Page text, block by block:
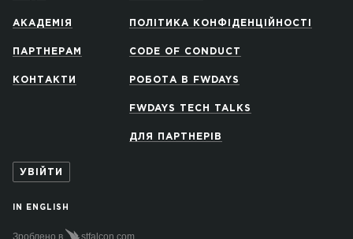
АКАДЕМІЯ
ПАРТНЕРАМ
КОНТАКТИ
ПОЛІТИКА КОНФІДЕНЦІЙНОСТІ
CODE OF CONDUCT
РОБОТА В FWDAYS
FWDAYS TECH TALKS
ДЛЯ ПАРТНЕРІВ
УВІЙТИ
IN ENGLISH
Зроблено в stfalcon.com